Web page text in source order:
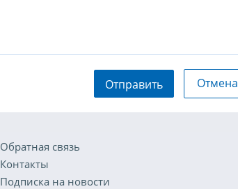
Отправить Отмена
Обратная связь
Контакты
Подписка на новости